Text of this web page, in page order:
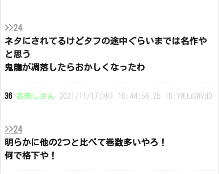
>>24
ネタにされてるけどタフの途中ぐらいまでは名作や
と思う
鬼龍が凋落したらおかしくなったわ
36 名無しさん 2021/11/17(水) 10:44:58.25 ID:YWUuGWVd0
>>24
明らかに他の2つと比べて巻数多いやろ！
何で格下や！